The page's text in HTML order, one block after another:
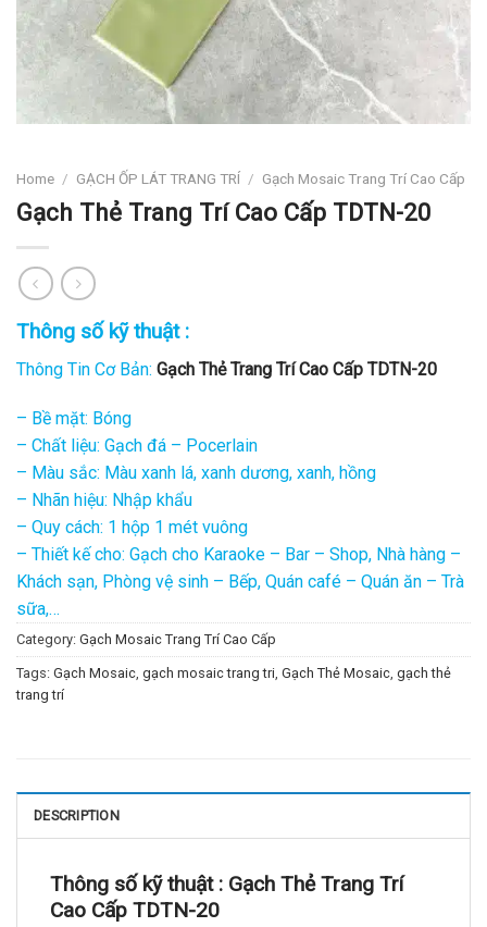
Home / GẠCH ỐP LÁT TRANG TRÍ / Gạch Mosaic Trang Trí Cao Cấp
Gạch Thẻ Trang Trí Cao Cấp TDTN-20
Thông số kỹ thuật :
Thông Tin Cơ Bản: Gạch Thẻ Trang Trí Cao Cấp TDTN-20
– Bề mặt: Bóng
– Chất liệu: Gạch đá – Pocerlain
– Màu sắc: Màu xanh lá, xanh dương, xanh, hồng
– Nhãn hiệu: Nhập khẩu
– Quy cách: 1 hộp 1 mét vuông
– Thiết kế cho: Gạch cho Karaoke – Bar – Shop, Nhà hàng –
Khách sạn, Phòng vệ sinh – Bếp, Quán café – Quán ăn – Trà
sữa,…
Category: Gạch Mosaic Trang Trí Cao Cấp
Tags: Gạch Mosaic, gạch mosaic trang tri, Gạch Thẻ Mosaic, gạch thẻ
trang trí
DESCRIPTION
Thông số kỹ thuật : Gạch Thẻ Trang Trí
Cao Cấp TDTN-20